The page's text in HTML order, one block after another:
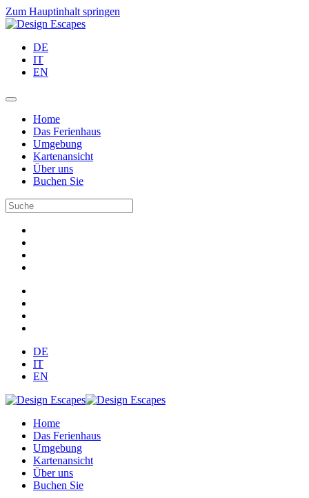
Zum Hauptinhalt springen
DE
IT
EN
Home
Das Ferienhaus
Umgebung
Kartenansicht
Über uns
Buchen Sie
DE
IT
EN
Home
Das Ferienhaus
Umgebung
Kartenansicht
Über uns
Buchen Sie